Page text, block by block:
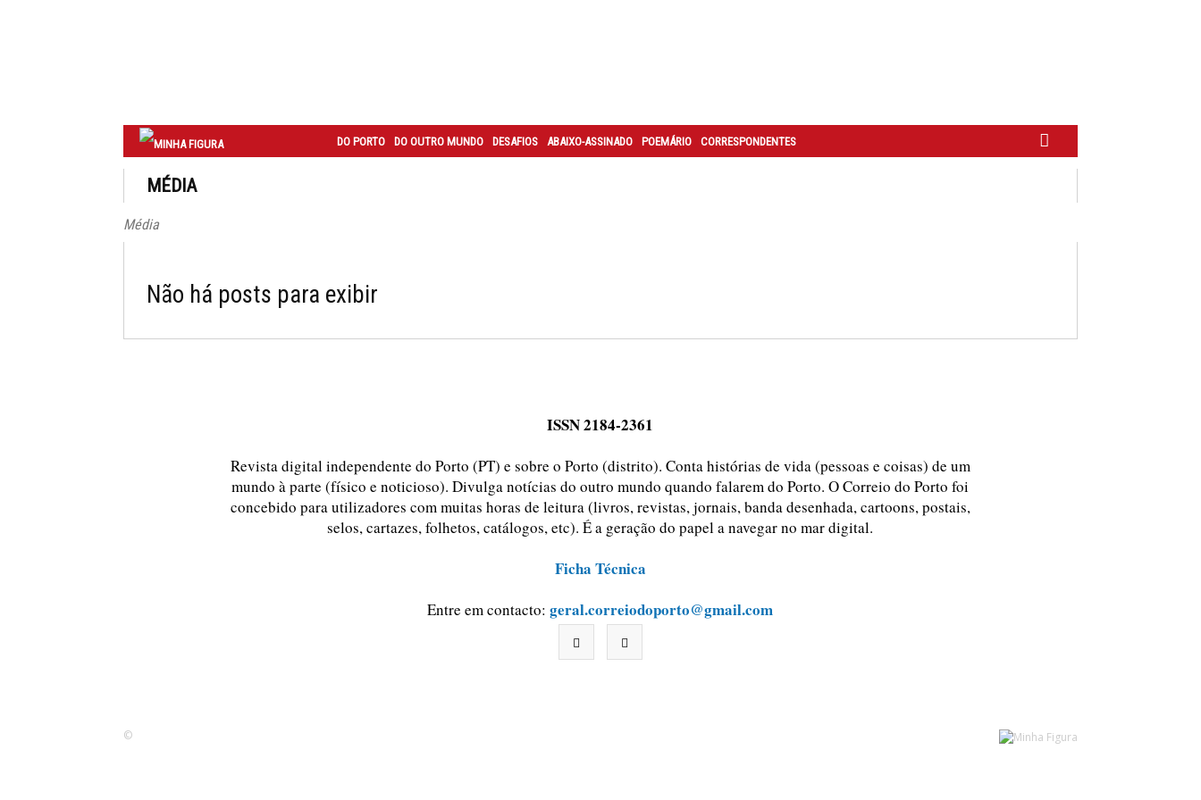
DO PORTO DO OUTRO MUNDO DESAFIOS ABAIXO-ASSINADO POEMÁRIO CORRESPONDENTES
MÉDIA
Média
Não há posts para exibir
ISSN 2184-2361
Revista digital independente do Porto (PT) e sobre o Porto (distrito). Conta histórias de vida (pessoas e coisas) de um
mundo à parte (físico e noticioso). Divulga notícias do outro mundo quando falarem do Porto. O Correio do Porto foi
concebido para utilizadores com muitas horas de leitura (livros, revistas, jornais, banda desenhada, cartoons, postais,
selos, cartazes, folhetos, catálogos, etc). É a geração do papel a navegar no mar digital.
Ficha Técnica
Entre em contacto:geral.correiodoporto@gmail.com
©